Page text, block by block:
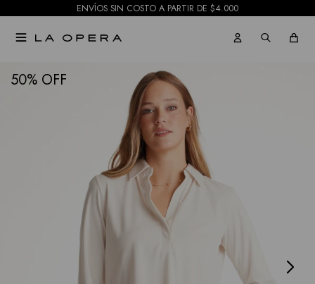
ENVÍOS SIN COSTO A PARTIR DE $4.000

50 NOTIFICARME